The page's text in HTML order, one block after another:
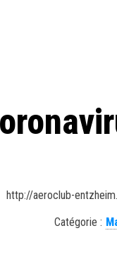
http://aeroclub-
Catégorie :